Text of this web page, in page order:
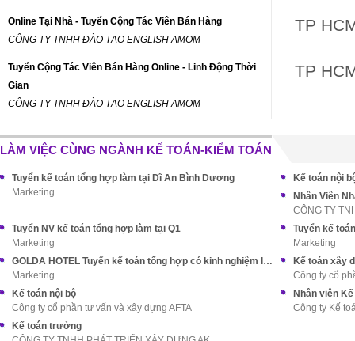
Online Tại Nhà - Tuyển Cộng Tác Viên Bán Hàng
CÔNG TY TNHH ĐÀO TẠO ENGLISH AMOM
TP
Tuyển Cộng Tác Viên Bán Hàng Online - Linh Động Thời
Gian
CÔNG TY TNHH ĐÀO TẠO ENGLISH AMOM
TP
LÀM VIỆC CÙNG NGÀNH KẾ TOÁN-KIỂM TOÁN
Tuyển kế toán tổng hợp làm tại Dĩ An Bình Dương
Marketing
Kế toán nội
Nhân Viên
CÔNG TY
Tuyển NV kế toán tổng hợp làm tại Q1
Marketing
Tuyển kế
Marketing
GOLDA HOTEL Tuyển kế toán tổng hợp có kinh nghiệm làm ở Q5
Marketing
Kế toán xây
Công ty cổ
Kế toán nội bộ
Công ty cổ phần tư vấn và xây dựng AFTA
Nhân viên
Công ty Kế
Kế toán trưởng